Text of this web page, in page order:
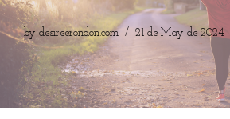
by desireerondon.com 21 de May de 2024